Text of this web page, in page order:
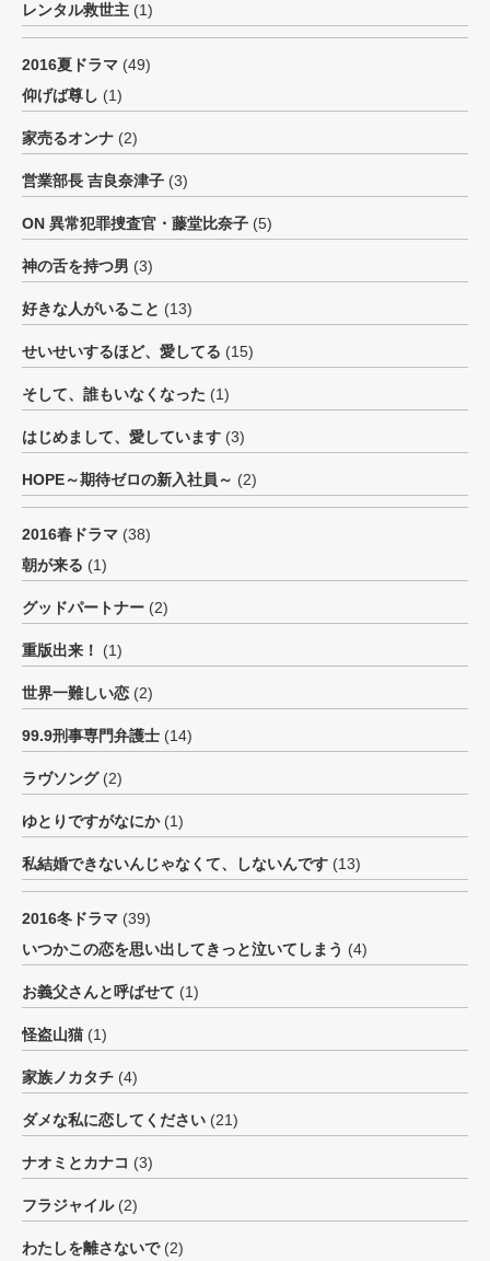
レンタル救世主 (1)
2016夏ドラマ (49)
仰げば尊し (1)
家売るオンナ (2)
営業部長 吉良奈津子 (3)
ON 異常犯罪捜査官・藤堂比奈子 (5)
神の舌を持つ男 (3)
好きな人がいること (13)
せいせいするほど、愛してる (15)
そして、誰もいなくなった (1)
はじめまして、愛しています (3)
HOPE～期待ゼロの新入社員～ (2)
2016春ドラマ (38)
朝が来る (1)
グッドパートナー (2)
重版出来！ (1)
世界一難しい恋 (2)
99.9刑事専門弁護士 (14)
ラヴソング(2)
ゆとりですがなにか(1)
私結婚できないんじゃなくて、しないんです (13)
2016冬ドラマ (39)
いつかこの恋を思い出してきっと泣いてしまう (4)
お義父さんと呼ばせて (1)
怪盗山猫 (1)
家族ノカタチ (4)
ダメな私に恋してください (21)
ナオミとカナコ (3)
フラジャイル(2)
わたしを離さないで(2)